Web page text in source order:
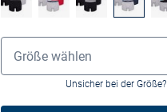
Größenauswahl
Größe wählen
Unsicher bei der Größe?